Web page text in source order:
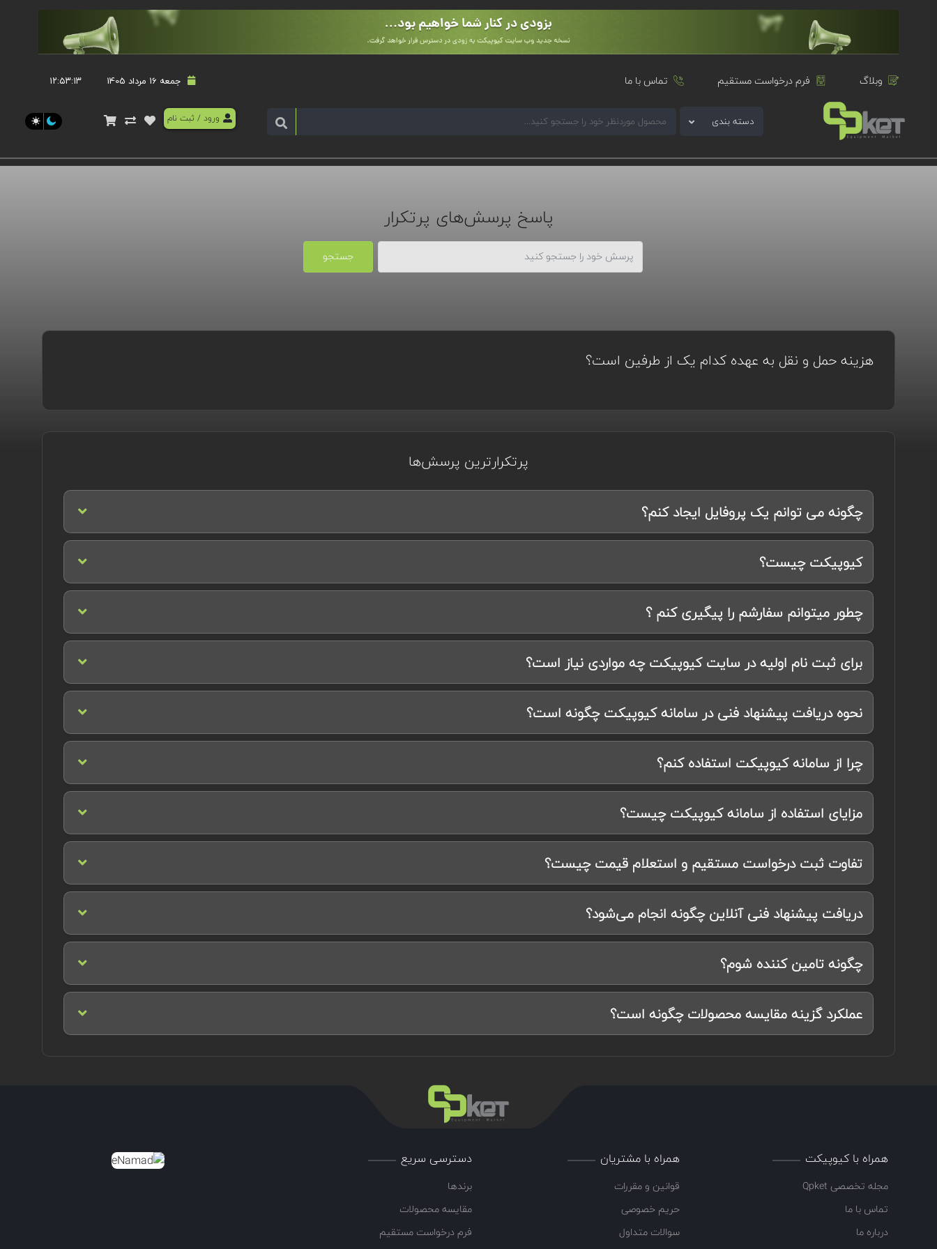
وبلاگ فرم درخواست مستقیم تماس با ما جمعه 16 مرداد 1405 ۱۲:۵۳:۱۴
دسته بندی ورود / ثبت نام
پاسخ پرسش‌های پرتکرار
جستجو
هزینه حمل و نقل به عهده کدام یک از طرفین است؟
پرتکرارترین پرسش‌ها
چگونه می توانم یک پروفایل ایجاد کنم؟
کیوپیکت چیست؟
چطور میتوانم سفارشم را پیگیری کنم ؟
برای ثبت نام اولیه در سایت کیوپیکت چه مواردی نیاز است؟
نحوه دریافت پیشنهاد فنی در سامانه کیوپیکت چگونه است؟
چرا از سامانه کیوپیکت استفاده کنم؟
مزایای استفاده از سامانه کیوپیکت چیست؟
تفاوت ثبت درخواست مستقیم و استعلام قیمت چیست؟
دریافت پیشنهاد فنی آنلاین چگونه انجام می‌شود؟
چگونه تامین کننده شوم؟
عملکرد گزینه مقایسه محصولات چگونه است؟
همراه با کیوپیکت
مجله تخصصی Qpket
تماس با ما
درباره ما
همراه با مشتریان
قوانین و مقررات
حریم خصوصی
سوالات متداول
دسترسی سریع
برندها
مقایسه محصولات
فرم درخواست مستقیم